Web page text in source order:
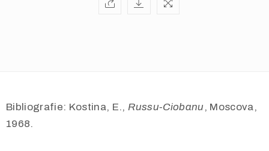
Bibliografie: Kostina, E.,Russu-Ciobanu , Moscova,
1968.